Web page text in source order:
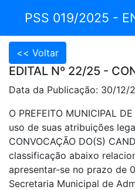
PSS 019/2025 -
EDITAL Nº 22/25 -
Data da Publicação: 30/12/
O PREFEITO MUNICIPAL
uso de suas atribuições
CONVOCAÇÃO DO(S)
classificação abaixo
apresentar-se no prazo de
Secretaria Municipal de